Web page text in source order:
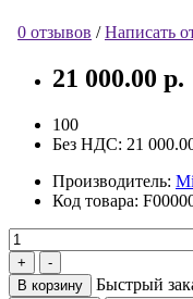
0 отзывов /Написать
21 000.00 р.
100
Без НДС: 21
Производитель:
Код товара:
В корзину Быстрый